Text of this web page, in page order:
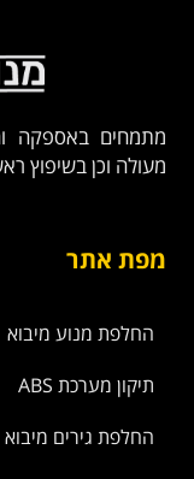
מתמחים באספקה
מעולה וכן בשיפוץ
מפת אתר
החלפת מנוע מיבוא
תיקון מערכת ABS
החלפת גירים מיבוא